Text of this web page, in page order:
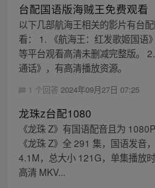
台配国语版海贼王免费观看
以下几部航海王相关的影片有台
看： 1. 《航海王：红发歌姬国语
等平台观看高清未删减完整版。
通话》，有高清播放资源。
1 个回答 2024年09月27日 07:25
龙珠z台配1080
《龙珠 Z》有国语配音且为
《龙珠 Z》全 291 集，国语发音
4.1M，总大小 121G，单集播放
高清 MKV...